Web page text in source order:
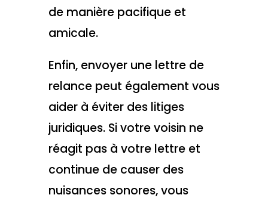
de manière pacifique et
amicale.
Enfin, envoyer une lettre de
relance peut également vous
aider à éviter des litiges
juridiques. Si votre voisin ne
réagit pas à votre lettre et
continue de causer des
nuisances sonores, vous